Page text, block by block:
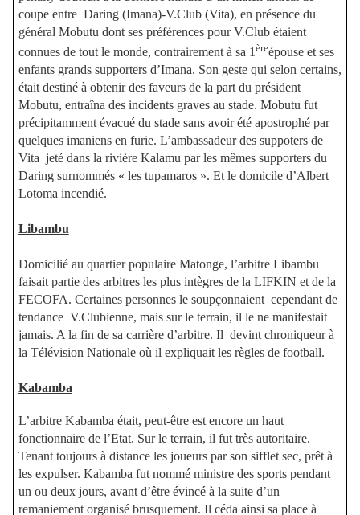
coupe entre Daring (Imana)-V.Club (Vita), en présence du
général Mobutu dont ses préférences pour V.Club étaient
connues de tout le monde, contrairement à sa 1 èreépouse et ses
enfants grands supporters d’Imana. Son geste qui selon certains,
était destiné à obtenir des faveurs de la part du président
Mobutu, entraîna des incidents graves au stade. Mobutu fut
précipitamment évacué du stade sans avoir été apostrophé par
quelques imaniens en furie. L’ambassadeur des suppoters de
Vita jeté dans la rivière Kalamu par les mêmes supporters du
Daring surnommés « les tupamaros ». Et le domicile d’Albert
Lotoma incendié.
Libambu
Domicilié au quartier populaire Matonge, l’arbitre Libambu
faisait partie des arbitres les plus intègres de la LIFKIN et de la
FECOFA. Certaines personnes le soupçonnaient cependant de
tendance V.Clubienne, mais sur le terrain, il le ne manifestait
jamais. A la fin de sa carrière d’arbitre. Il devint chroniqueur à
la Télévision Nationale où il expliquait les règles de football.
Kabamba
L’arbitre Kabamba était, peut-être est encore un haut
fonctionnaire de l’Etat. Sur le terrain, il fut très autoritaire.
Tenant toujours à distance les joueurs par son sifflet sec, prêt à
les expulser. Kabamba fut nommé ministre des sports pendant
un ou deux jours, avant d’être évincé à la suite d’un
remaniement organisé brusquement. Il céda ainsi sa place à